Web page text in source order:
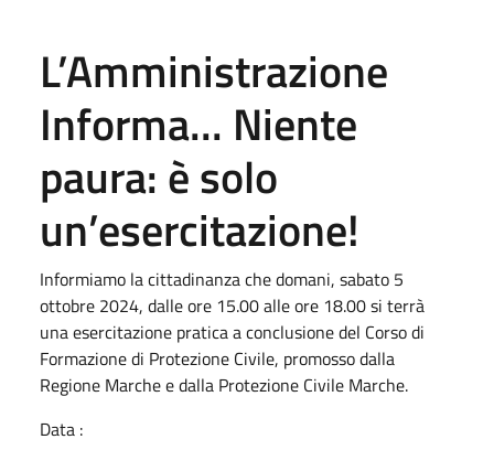
L’Amministrazione
Informa... Niente
paura: è solo
un’esercitazione!
Informiamo la cittadinanza che domani, sabato 5
ottobre 2024, dalle ore 15.00 alle ore 18.00 si terrà
una esercitazione pratica a conclusione del Corso di
Formazione di Protezione Civile, promosso dalla
Regione Marche e dalla Protezione Civile Marche.
Data :